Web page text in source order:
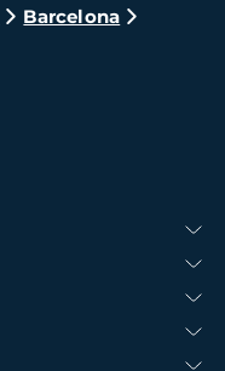
Barcelona